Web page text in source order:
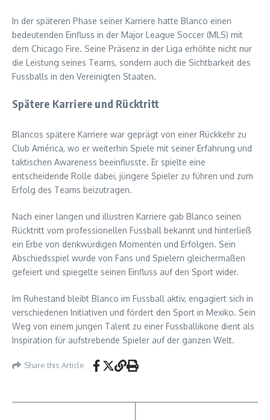
In der späteren Phase seiner Karriere hatte Blanco einen
bedeutenden Einfluss in der Major League Soccer (MLS) mit
dem Chicago Fire. Seine Präsenz in der Liga erhöhte nicht nur
die Leistung seines Teams, sondern auch die Sichtbarkeit des
Fussballs in den Vereinigten Staaten.
Spätere Karriere und Rücktritt
Blancos spätere Karriere war geprägt von einer Rückkehr zu
Club América, wo er weiterhin Spiele mit seiner Erfahrung und
taktischen Awareness beeinflusste. Er spielte eine
entscheidende Rolle dabei, jüngere Spieler zu führen und zum
Erfolg des Teams beizutragen.
Nach einer langen und illustren Karriere gab Blanco seinen
Rücktritt vom professionellen Fussball bekannt und hinterließ
ein Erbe von denkwürdigen Momenten und Erfolgen. Sein
Abschiedsspiel wurde von Fans und Spielern gleichermaßen
gefeiert und spiegelte seinen Einfluss auf den Sport wider.
Im Ruhestand bleibt Blanco im Fussball aktiv, engagiert sich in
verschiedenen Initiativen und fördert den Sport in Mexiko. Sein
Weg von einem jungen Talent zu einer Fussballikone dient als
Inspiration für aufstrebende Spieler auf der ganzen Welt.
Share this Article